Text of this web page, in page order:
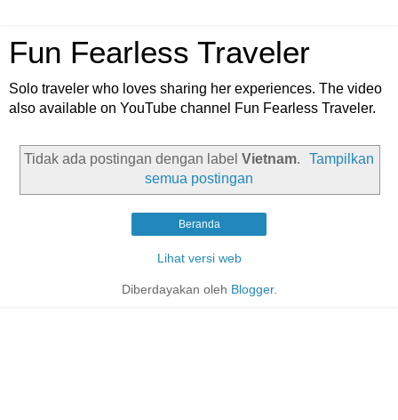
Fun Fearless Traveler
Solo traveler who loves sharing her experiences. The video
also available on YouTube channel Fun Fearless Traveler.
Tidak ada postingan dengan label Vietnam.
Tampilkan
semua postingan
Beranda
Lihat versi web
Diberdayakan oleh Blogger.